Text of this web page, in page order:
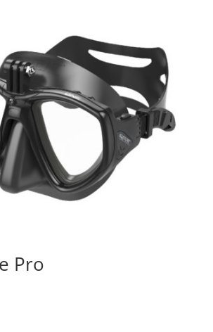
Pro